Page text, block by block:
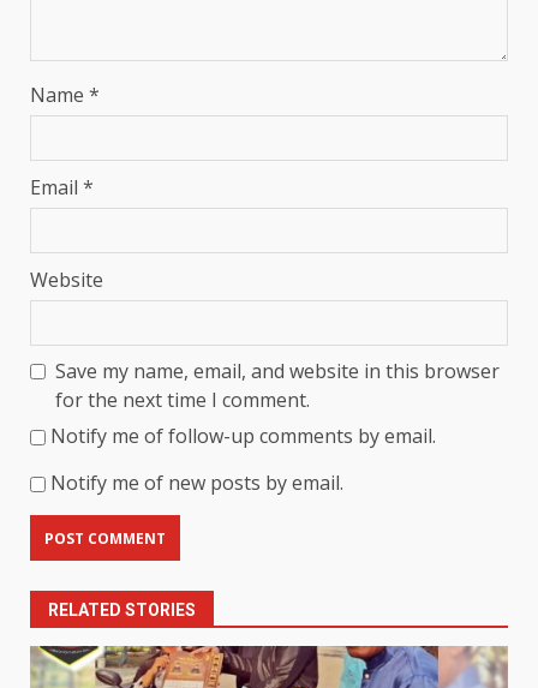
Name *
Email *
Website
Save my name, email, and website in this browser
for the next time I comment.
Notify me of follow-up comments by email.
Notify me of new posts by email.
RELATED STORIES